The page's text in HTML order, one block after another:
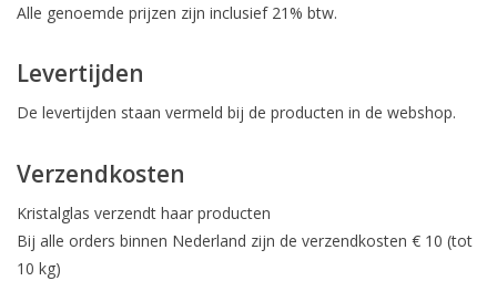
Alle genoemde prijzen zijn inclusief 21% btw.
Levertijden
De levertijden staan vermeld bij de producten in de webshop.
Verzendkosten
Kristalglas verzendt haar producten
Bij alle orders binnen Nederland zijn de verzendkosten € 10 (tot
10 kg)